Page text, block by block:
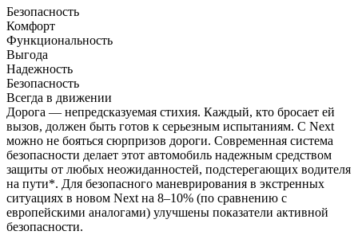
Безопасность
Комфорт
Функциональность
Выгода
Надежность
Безопасность
Всегда в движении
Дорога — непредсказуемая стихия. Каждый, кто бросает ей
вызов, должен быть готов к серьезным испытаниям. С Next
можно не бояться сюрпризов дороги. Современная система
безопасности делает этот автомобиль надежным средством
защиты от любых неожиданностей, подстерегающих водителя
на пути*. Для безопасного маневрирования в экстренных
ситуациях в новом Next на 8–10% (по сравнению с
европейскими аналогами) улучшены показатели активной
безопасности.